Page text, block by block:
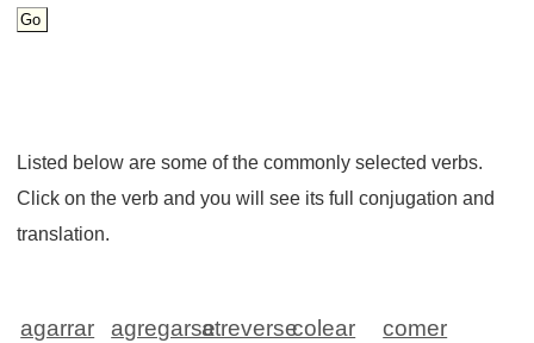
Listed below are some of the commonly selected verbs.
Click on the verb and you will see its full conjugation and
translation.
agarrar agregarseatreversecolear
comer